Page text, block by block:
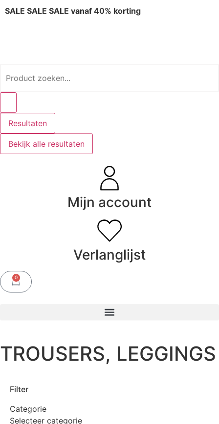
SALE SALE SALE vanaf 40% korting
Resultaten
Bekijk alle resultaten
Mijn account
Verlanglijst
0
TROUSERS, LEGGINGS
Filter
Categorie
Selecteer categorie